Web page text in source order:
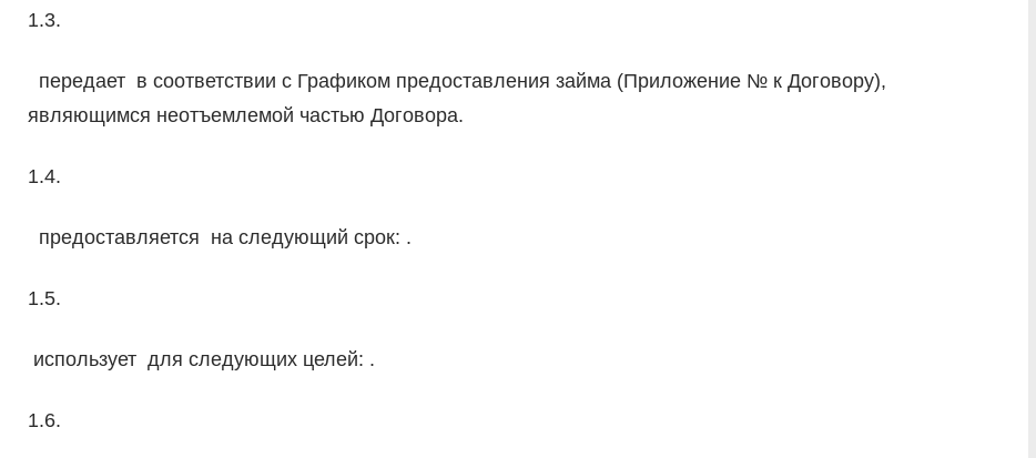
1.3.
передает в соответствии с Графиком предоставления займа (Приложение № к Договору),
являющимся неотъемлемой частью Договора.
1.4.
предоставляется на следующий срок: .
1.5.
использует для следующих целей: .
1.6.